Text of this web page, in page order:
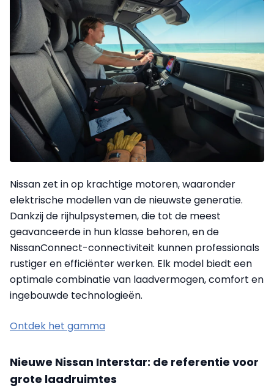
Nissan zet in op krachtige motoren, waaronder
elektrische modellen van de nieuwste generatie.
Dankzij de rijhulpsystemen, die tot de meest
geavanceerde in hun klasse behoren, en de
NissanConnect-connectiviteit kunnen professionals
rustiger en efficiënter werken. Elk model biedt een
optimale combinatie van laadvermogen, comfort en
ingebouwde technologieën.
Ontdek het gamma
Nieuwe Nissan Interstar: de referentie voor
grote laadruimtes